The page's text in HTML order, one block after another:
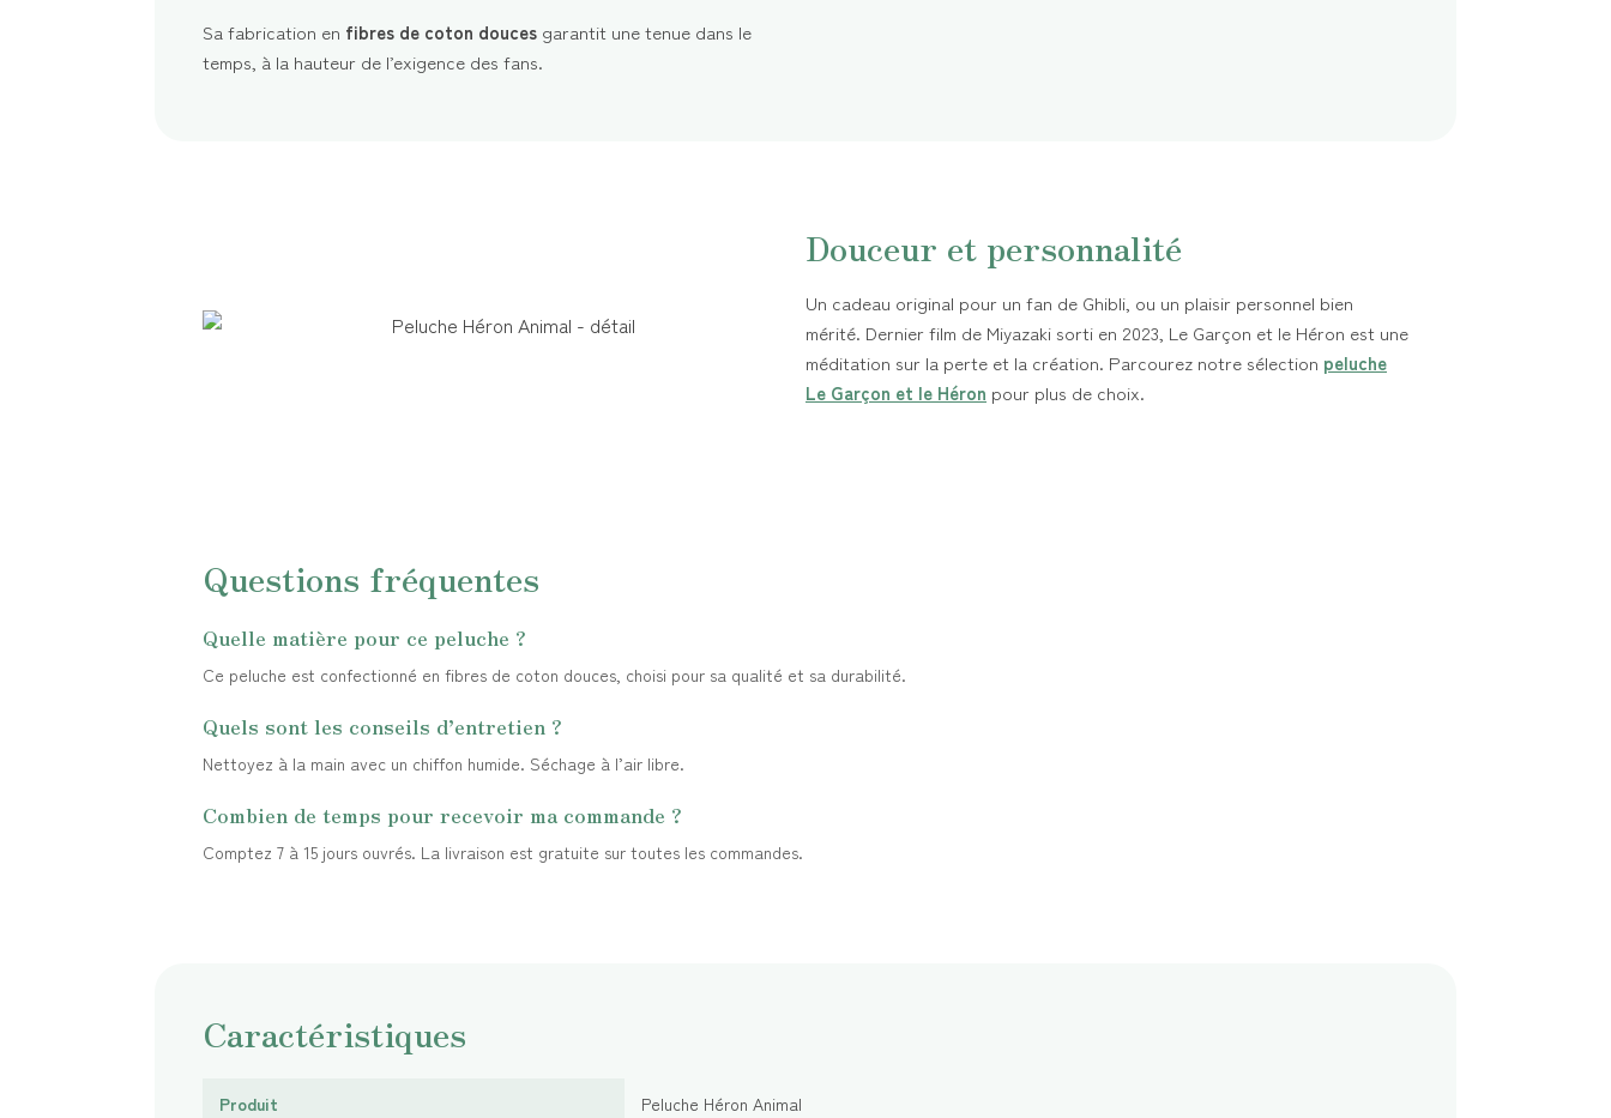
Sa fabrication en fibres de coton doucesgarantit une tenue dans le
temps, à la hauteur de l’exigence des fans.
Douceur et personnalité
Un cadeau original pour un fan de Ghibli, ou un plaisir personnel bien
mérité. Dernier film de Miyazaki sorti en 2023, Le Garçon et le Héron est une
méditation sur la perte et la création. Parcourez notre sélection peluche
Le Garçon et le Héron pour plus de choix.
Questions fréquentes
Quelle matière pour ce peluche ?
Ce peluche est confectionné en fibres de coton douces, choisi pour sa qualité et sa durabilité.
Quels sont les conseils d’entretien ?
Nettoyez à la main avec un chiffon humide. Séchage à l’air libre.
Combien de temps pour recevoir ma commande ?
Comptez 7 à 15 jours ouvrés. La livraison est gratuite sur toutes les commandes.
Caractéristiques
Produit Peluche Héron Animal